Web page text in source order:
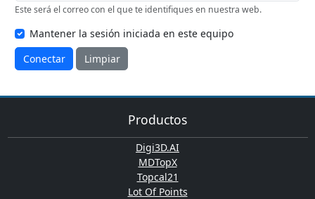
Este será el correo con el que te identifiques en nuestra web.
Mantener la sesión iniciada en este equipo
Conectar
Limpiar
Productos
Digi3D.AI
MDTopX
Topcal21
Lot Of Points